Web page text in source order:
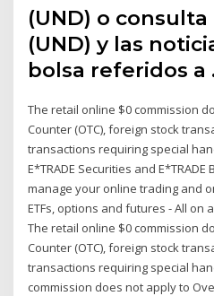
(UND) o
(UND) y las
bolsa referidos a
The retail online $0 commission
Counter (OTC), foreign stock
transactions requiring special
E*TRADE Securities and
manage your online trading and
ETFs, options and futures - All on
The retail online $0 commission
Counter (OTC), foreign stock
transactions requiring special
commission does not apply to